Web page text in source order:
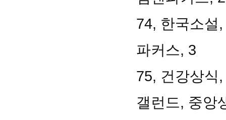
74, 한국소설
파커스, 3
75, 건강상식
갤런드, 중앙